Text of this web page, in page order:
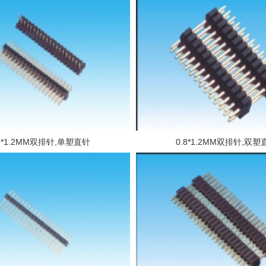
双排针,单塑直针 0.8*1.2MM双排针,双塑